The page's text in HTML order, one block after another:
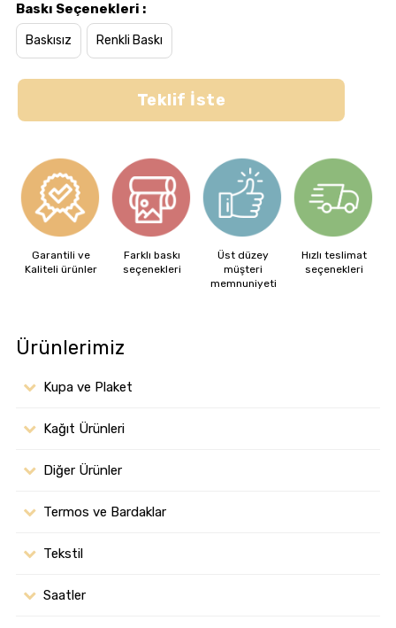
Baskı Seçenekleri :
Baskısız Renkli Baskı
Teklif İste
Garantili ve
Kaliteli ürünler
Farklı baskı
seçenekleri
Üst düzey
müşteri
memnuniyeti
Hızlı teslimat
seçenekleri
Ürünlerimiz
Kupa ve Plaket
Kağıt Ürünleri
Diğer Ürünler
Termos ve Bardaklar
Tekstil
Saatler